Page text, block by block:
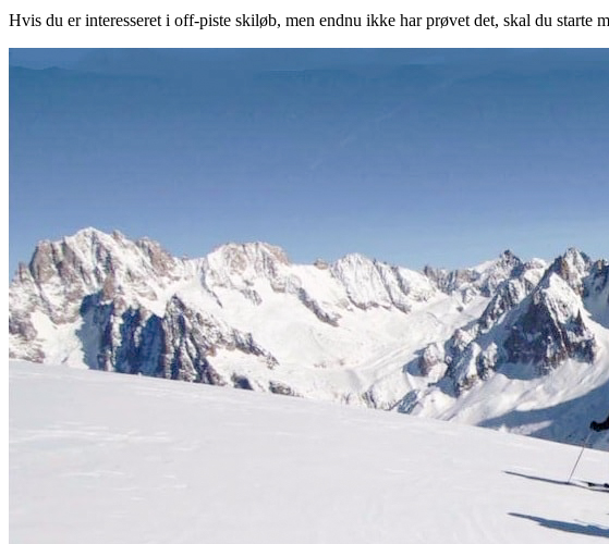
Hvis du er interesseret i off-piste skiløb, men endnu ikke har prøvet det, skal du